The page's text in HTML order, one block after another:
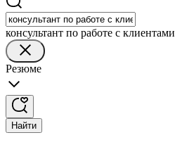
консультант по работе с клиентами
Резюме
Найти